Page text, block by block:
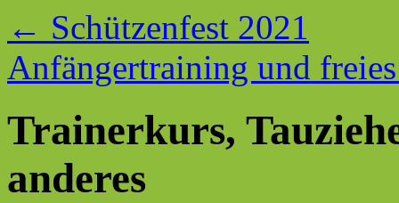
← Schützenfest 2021
Anfängertraining und
Trainerkurs,
anderes